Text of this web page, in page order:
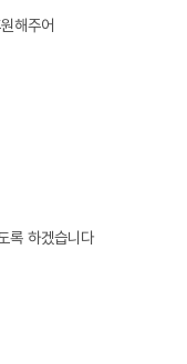
해주어
록 하겠습니다